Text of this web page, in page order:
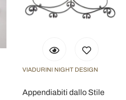
VIADURINI NIGHT DESIGN
Appendiabiti dallo Stile